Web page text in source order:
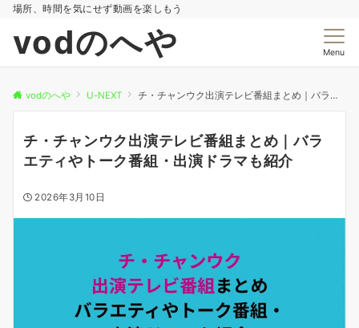
場所、時間を気にせず動画を楽しもう
vodのへや Menu
vodのへや U-NEXT チ・チャンウク出演テレビ番組まとめ｜バラエティやトーク番組・出演ドラマも紹介
チ・チャンウク出演テレビ番組まとめ｜バラ
エティやトーク番組・出演ドラマも紹介
2026年3月10日